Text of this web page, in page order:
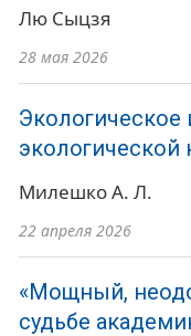
Лю Сыцзя
28 мая 2026
Экологическое
экологической
Милешко А. Л.
22 апреля 2026
«Мощный,
судьбе